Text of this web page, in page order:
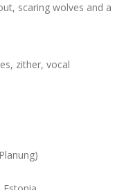
scaring wolves and a
zither, vocal